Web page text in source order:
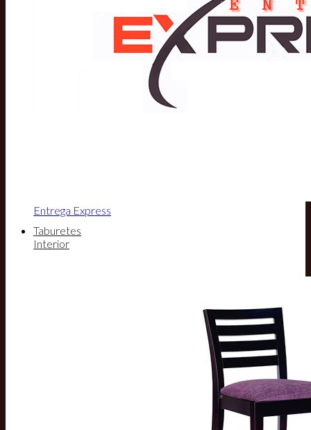
Entrega Express
Taburetes
Interior